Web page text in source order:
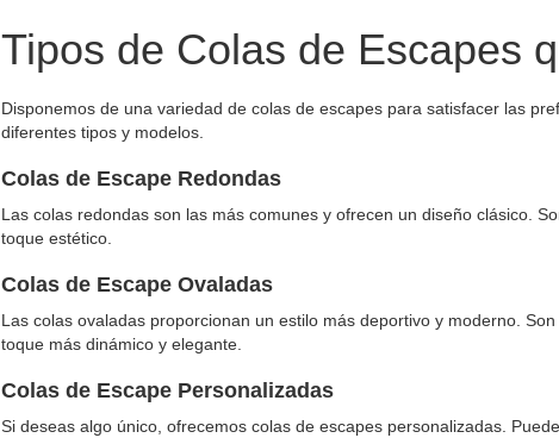
Tipos de Colas de Escapes
Disponemos de una variedad de colas de escapes para satisfacer las
diferentes tipos y modelos.
Colas de Escape Redondas
Las colas redondas son las más comunes y ofrecen un diseño clásico.
toque estético.
Colas de Escape Ovaladas
Las colas ovaladas proporcionan un estilo más deportivo y moderno.
toque más dinámico y elegante.
Colas de Escape Personalizadas
Si deseas algo único, ofrecemos colas de escapes personalizadas.